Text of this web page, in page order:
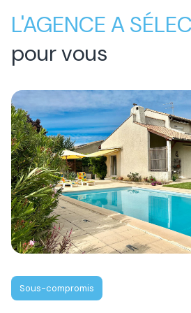
L'AGENCE A
pour vous
Sous-compromis